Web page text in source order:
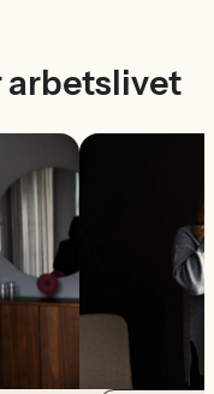
arbetslivet